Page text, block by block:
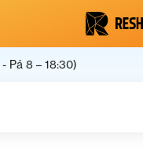
- Pá 8 – 18:30)